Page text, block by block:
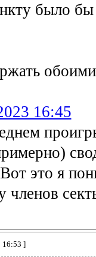
было
16:45
это я
членов
16:53 ]